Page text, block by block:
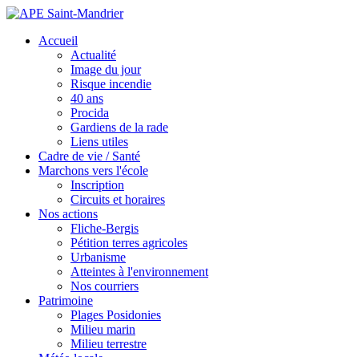
Accueil
Actualité
Image du jour
Risque incendie
40 ans
Procida
Gardiens de la rade
Liens utiles
Cadre de vie / Santé
Marchons vers l'école
Inscription
Circuits et horaires
Nos actions
Fliche-Bergis
Pétition terres agricoles
Urbanisme
Atteintes à l'environnement
Nos courriers
Patrimoine
Plages Posidonies
Milieu marin
Milieu terrestre